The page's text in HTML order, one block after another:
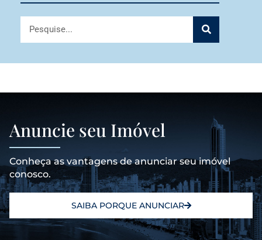
Anuncie seu Imóvel
Conheça as vantagens de anunciar seu imóvel
conosco.
SAIBA PORQUE ANUNCIAR